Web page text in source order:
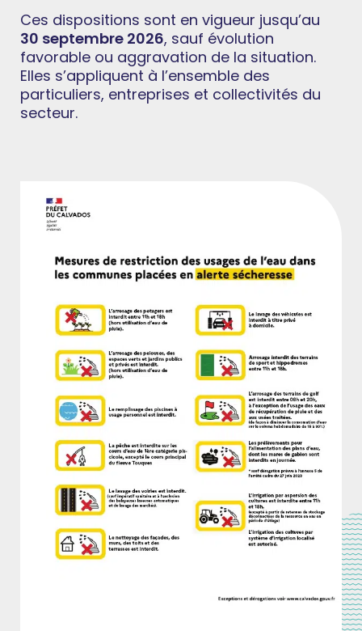
Ces dispositions sont en vigueur jusqu’au
30 septembre 2026, sauf évolution
favorable ou aggravation de la situation.
Elles s’appliquent à l’ensemble des
particuliers, entreprises et collectivités du
secteur.